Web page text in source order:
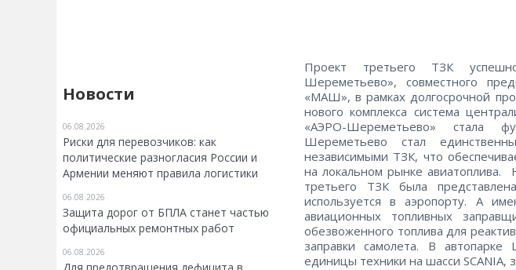
Новости
06.08.2026
Риски для перевозчиков: как
политические разногласия России и
Армении меняют правила логистики
06.08.2026
Защита дорог от БПЛА станет частью
официальных ремонтных работ
06.08.2026
Проект третьего ТЗК
Шереметьево», совместного
«МАШ», в рамках долгосрочной
нового комплекса система
«АЭРО-Шереметьево» стала
Шереметьево стал
независимыми ТЗК, что
на локальном рынке
третьего ТЗК была
используется в аэропорту. А
авиационных топливных
обезвоженного топлива для
заправки самолета. В
единицы техники на шасси SCАNIA,